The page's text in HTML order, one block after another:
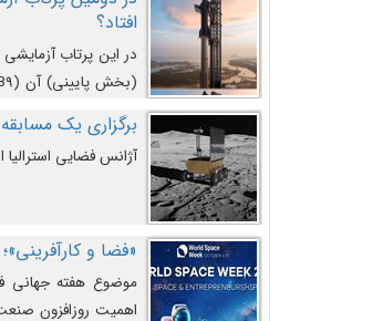
افتاد؟
در این پرتاب
کند و سپس با یک
برگزاری یک مسابقه
آژانس فضایی
«فضا و
اهمیت روزافزون